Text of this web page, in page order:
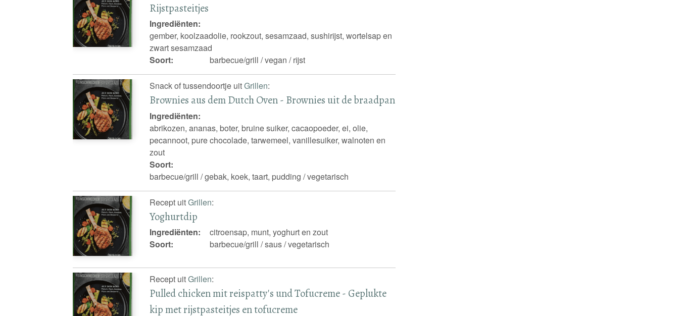
Rijstpasteitjes
Ingrediënten:
gember, koolzaadolie, rookzout, sesamzaad, sushirijst, wortelsap en
zwart sesamzaad
Soort:
barbecue/grill / vegan / rijst
Snack of tussendoortje uitGrillen:
Brownies aus dem Dutch Oven - Brownies uit de braadpan
Ingrediënten:
abrikozen, ananas, boter, bruine suiker, cacaopoeder, ei, olie,
pecannoot, pure chocolade, tarwemeel, vanillesuiker, walnoten en
zout
Soort:
barbecue/grill / gebak, koek, taart, pudding / vegetarisch
Recept uitGrillen:
Yoghurtdip
Ingrediënten:
citroensap, munt, yoghurt en zout
Soort:
barbecue/grill / saus / vegetarisch
Recept uitGrillen:
Pulled chicken mit reispatty's und Tofucreme - Geplukte
kip met rijstpasteitjes en tofucreme